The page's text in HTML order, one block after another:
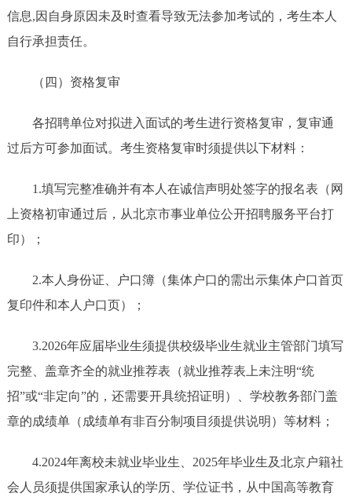
信息,因自身原因未及时查看导致无法参加考试的，考生本人
自行承担责任。
（四）资格复审
各招聘单位对拟进入面试的考生进行资格复审，复审通
过后方可参加面试。考生资格复审时须提供以下材料：
1.填写完整准确并有本人在诚信声明处签字的报名表（网
上资格初审通过后，从北京市事业单位公开招聘服务平台打
印）；
2.本人身份证、户口簿（集体户口的需出示集体户口首页
复印件和本人户口页）；
3.2026年应届毕业生须提供校级毕业生就业主管部门填写
完整、盖章齐全的就业推荐表（就业推荐表上未注明“统
招”或“非定向”的，还需要开具统招证明）、学校教务部门盖
章的成绩单（成绩单有非百分制项目须提供说明）等材料；
4.2024年离校未就业毕业生、2025年毕业生及北京户籍社
会人员须提供国家承认的学历、学位证书，从中国高等教育